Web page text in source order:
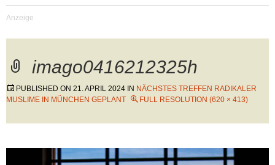
imago0416212325h
PUBLISHED ON 21. APRIL 2024 IN NÄCHSTES TREFFEN RADIKALER
MUSLIME IN MÜNCHEN GEPLANT
FULL RESOLUTION (620 × 413)